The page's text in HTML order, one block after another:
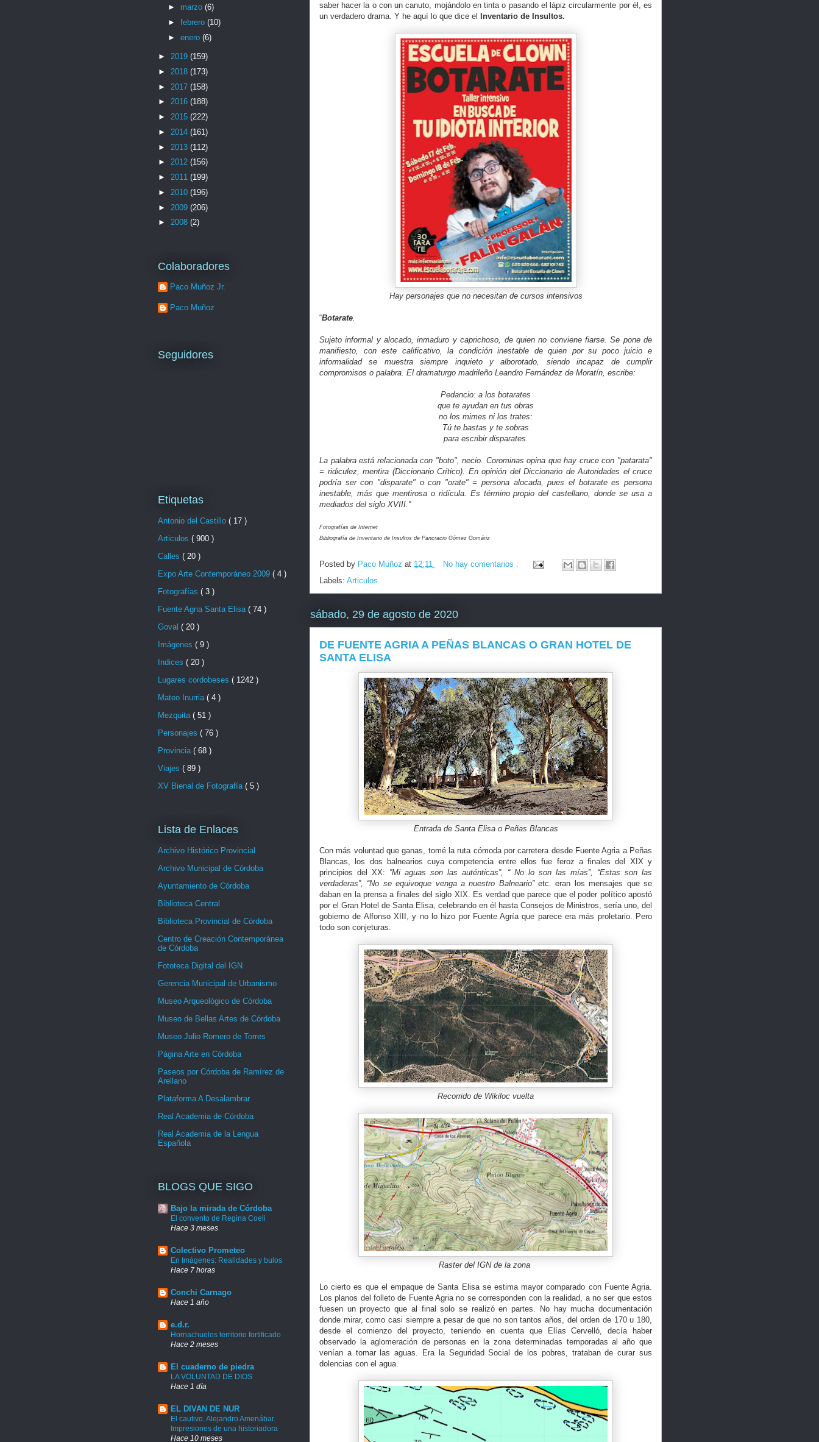
saber hacer la o con un canuto, mojándolo en tinta o pasando el lápiz circularmente por él, es
un verdadero drama. Y he aquí lo que dice el
Inventario de Insultos.
Hay personajes que no necesitan de cursos intensivos
“Botarate.
Sujeto informal y alocado, inmaduro y caprichoso, de quien no conviene fiarse. Se pone de
manifiesto, con este calificativo, la condición inestable de quien por su poco juicio e
informalidad se muestra siempre inquieto y alborotado, siendo incapaz de cumplir
compromisos o palabra. El dramaturgo madrileño Leandro Fernández de Moratín, escribe:
Pedancio: a los botarates
que te ayudan en tus obras
no los mimes ni los trates:
Tú te bastas y te sobras
para escribir disparates.
La palabra está relacionada con "boto", necio. Corominas opina que hay cruce con "patarata"
= ridiculez, mentira (Diccionario Crítico). En opinión del Diccionario de Autoridades el cruce
podría ser con "disparate" o con "orate" = persona alocada, pues el botarate es persona
inestable, más que mentirosa o ridícula. Es término propio del castellano, donde se usa a
mediados del siglo XVIII.”
Fotografías de Internet
Bibliografía de Inventario de Insultos de Pancracio Gómez Gomáriz
Posted by Paco Muñoz at 12:11
No hay comentarios :
Labels: Articulos
sábado, 29 de agosto de 2020
DE FUENTE AGRIA A PEÑAS BLANCAS O GRAN HOTEL DE
SANTA ELISA
Entrada de Santa Elisa o Peñas Blancas
Con más voluntad que ganas, tomé la ruta cómoda por carretera desde Fuente Agria a Peñas
Blancas, los dos balnearios cuya competencia entre ellos fue feroz a finales del XIX y
principios del XX: ”Mi aguas son las auténticas”, “ No lo son las mías”, “Estas son las
verdaderas”, “No se equivoque venga a nuestro Balneario”etc. eran los mensajes que se
daban en la prensa a finales del siglo XIX. Es verdad que parece que el poder político apostó
por el Gran Hotel de Santa Elisa, celebrando en él hasta Consejos de Ministros, sería uno, del
gobierno de Alfonso XIII, y no lo hizo por Fuente Agría que parece era más proletario. Pero
todo son conjeturas.
Recorrido de Wikiloc vuelta
Raster del IGN de la zona
Lo cierto es que el empaque de Santa Elisa se estima mayor comparado con Fuente Agria.
Los planos del folleto de Fuente Agria no se corresponden con la realidad, a no ser que estos
fuesen un proyecto que al final solo se realizó en partes. No hay mucha documentación
donde mirar, como casi siempre a pesar de que no son tantos años, del orden de 170 u 180,
desde el comienzo del proyecto, teniendo en cuenta que Elías Cervelló, decía haber
observado la aglomeración de personas en la zona determinadas temporadas al año que
venían a tomar las aguas. Era la Seguridad Social de los pobres, trataban de curar sus
dolencias con el agua.
► marzo (6)
► febrero (10)
► enero (6)
► 2019 (159)
► 2018 (173)
► 2017 (158)
► 2016 (188)
► 2015 (222)
► 2014 (161)
► 2013 (112)
► 2012 (156)
► 2011 (199)
► 2010 (196)
► 2009 (206)
► 2008 (2)
Colaboradores
Paco Muñoz Jr.
Paco Muñoz
Seguidores
Etiquetas
Antonio del Castillo ( 17 )
Articulos ( 900 )
Calles ( 20 )
Expo Arte Contemporáneo 2009 ( 4 )
Fotografías ( 3 )
Fuente Agria Santa Elisa ( 74 )
Goval ( 20 )
Imágenes ( 9 )
Indices ( 20 )
Lugares cordobeses ( 1242 )
Mateo Inurria ( 4 )
Mezquita ( 51 )
Personajes ( 76 )
Provincia ( 68 )
Viajes ( 89 )
XV Bienal de Fotografía ( 5 )
Lista de Enlaces
Archivo Histórico Provincial
Archivo Municipal de Córdoba
Ayuntamiento de Córdoba
Biblioteca Central
Biblioteca Provincial de Córdoba
Centro de Creación Contemporánea
de Córdoba
Fototeca Digital del IGN
Gerencia Municipal de Urbanismo
Museo Arqueológico de Córdoba
Museo de Bellas Artes de Córdoba
Museo Julio Romero de Torres
Página Arte en Córdoba
Paseos por Córdoba de Ramírez de
Arellano
Plataforma A Desalambrar
Real Academia de Córdoba
Real Academia de la Lengua
Española
BLOGS QUE SIGO
Bajo la mirada de Córdoba
El convento de Regina Coeli
Hace 3 meses
Colectivo Prometeo
En Imágenes: Realidades y bulos
Hace 7 horas
Conchi Carnago
Hace 1 año
e.d.r.
Hornachuelos territorio fortificado
Hace 2 meses
El cuaderno de piedra
LA VOLUNTAD DE DIOS
Hace 1 día
EL DIVAN DE NUR
El cautivo. Alejandro Amenábar.
Impresiones de una historiadora
Hace 10 meses